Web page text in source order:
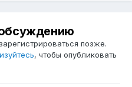
позже.
, чтобы опубликовать